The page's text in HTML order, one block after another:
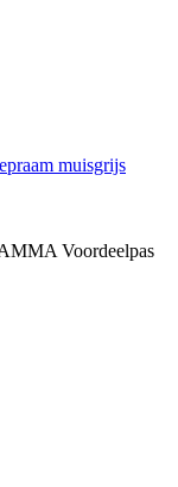
muisgrijs
Voordeelpas